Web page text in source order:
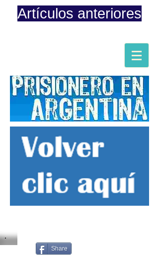
Artículos anteriores
Share